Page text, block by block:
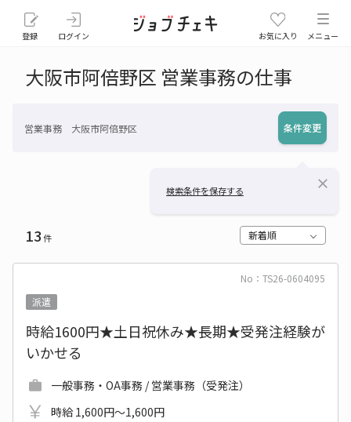
登録 ログイン お気に入り メニュー
大阪市阿倍野区 営業事務の仕事
営業事務 大阪市阿倍野区 条件変更
検索条件を保存する close
13件 新着順
No：TS26-0604095
派遣
時給1600円★土日祝休み★長期★受発注経験が
いかせる
一般事務・OA事務 / 営業事務（受発注）
時給 1,600円～1,600円